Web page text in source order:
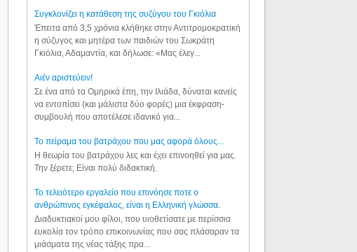
Συγκλονίζει η κατάθεση της συζύγου του Γκιόλια
Έπειτα από 3,5 χρόνια κλήθηκε στην Αντιτρομοκρατική
η σύζυγος και μητέρα των παιδιών του Σωκράτη
Γκιόλια, Αδαμαντία, και δήλωσε: «Μας έλεγ...
Aιέν αριστεύειν!
Σε ένα από τα Ομηρικά έπη, την Ιλιάδα, δύναται κανείς
να εντοπίσει (και μάλιστα δύο φορές) μια έκφραση-
συμβουλή που αποτέλεσε ιδανικό για...
Το πείραμα του βατράχου που μας αφορά όλους...
Η θεωρία του βατράχου λες και έχει επινοηθεί για μας.
Την ξέρετε; Είναι πολύ διδακτική.
Το τελειότερο εργαλείο που επινόησε ποτε ο
ανθρώπινος εγκέφαλος, είναι η Ελληνική γλώσσα.
Διαδυκτιακοί μου φίλοι, που υιοθετίσατε με περίσσια
ευκολία τον τρόπο επικοινωνίας που σας πλάσαραν τα
μιάσματα της νέας τάξης πρα...